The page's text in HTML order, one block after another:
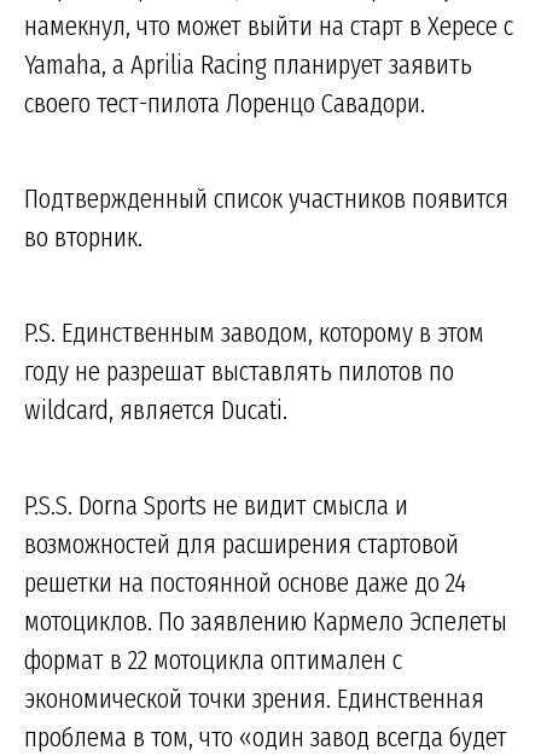
намекнул, что может выйти на старт в Хересе с
Yamaha, а Aprilia Racing планирует заявить
своего тест-пилота Лоренцо Савадори.
Подтвержденный список участников появится
во вторник.
P.S. Единственным заводом, которому в этом
году не разрешат выставлять пилотов по
wildcard, является Ducati.
P.S.S. Dorna Sports не видит смысла и
возможностей для расширения стартовой
решетки на постоянной основе даже до 24
мотоциклов. По заявлению Кармело Эспелеты
формат в 22 мотоцикла оптимален с
экономической точки зрения. Единственная
проблема в том, что «один завод всегда будет